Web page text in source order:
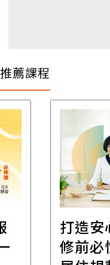
推薦課程
打造安
修前必